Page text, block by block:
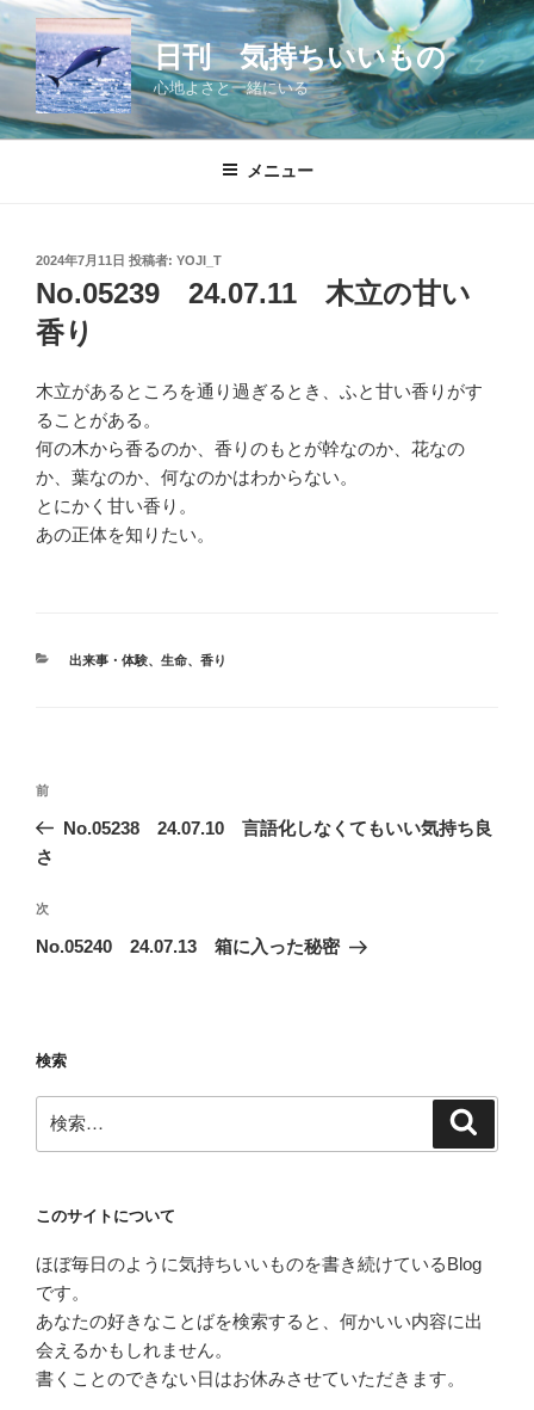
コ
ン
テ
ツ
日刊 気持ちいいもの
心地よさと一緒にいる
メニュー
投
稿
日:
2024年7月11日 投稿者: YOJI_T
No.05239 24.07.11 木立の甘い
香り
木立があるところを通り過ぎるとき、ふと甘い香りがす
ることがある。
何の木から香るのか、香りのもとが幹なのか、花なの
か、葉なのか、何なのかはわからない。
とにかく甘い香り。
あの正体を知りたい。
カ
出来事・体験、 生命、 香り
投
ナ
ゲ
ー
前
の
投
前
No.05238 24.07.10 言語化しなくてもいい気持ち良
さ
次
の
次
No.05240 24.07.13 箱に入った秘密
検索
索:
このサイトについて
ほぼ毎日のように気持ちいいものを書き続けているBlog
です。
あなたの好きなことばを検索すると、何かいい内容に出
会えるかもしれません。
書くことのできない日はお休みさせていただきます。